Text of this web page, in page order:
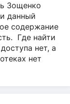
Зощенко
данный
содержание
Где найти
нет, а
нет